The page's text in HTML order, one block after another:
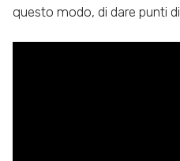
questo modo, di dare punti